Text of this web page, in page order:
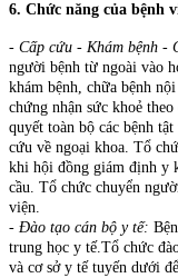
6. Chức năng của bệnh
- Cấp cứu - Khám bệnh -
người bệnh từ ngoài vào
khám bệnh, chữa bệnh
chứng nhận sức khoẻ
quyết toàn bộ các bệnh
cứu về ngoại khoa. Tổ
khi hội đồng giám định y
cầu. Tổ chức chuyển
viện.
- Đào tạo cán bộ y tế:
trung học y tế.Tổ chức
và cơ sở y tế tuyến dưới